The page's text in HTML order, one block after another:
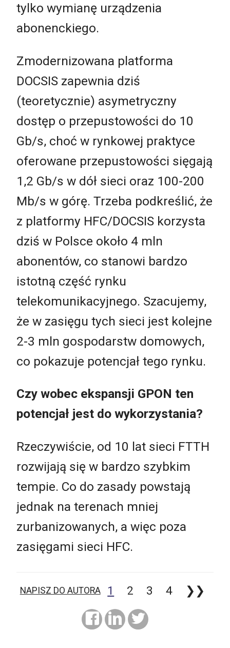
tylko wymianę urządzenia
abonenckiego.
Zmodernizowana platforma
DOCSIS zapewnia dziś
(teoretycznie) asymetryczny
dostęp o przepustowości do 10
Gb/s, choć w rynkowej praktyce
oferowane przepustowości sięgają
1,2 Gb/s w dół sieci oraz 100-200
Mb/s w górę. Trzeba podkreślić, że
z platformy HFC/DOCSIS korzysta
dziś w Polsce około 4 mln
abonentów, co stanowi bardzo
istotną część rynku
telekomunikacyjnego. Szacujemy,
że w zasięgu tych sieci jest kolejne
2-3 mln gospodarstw domowych,
co pokazuje potencjał tego rynku.
Czy wobec ekspansji GPON ten
potencjał jest do wykorzystania?
Rzeczywiście, od 10 lat sieci FTTH
rozwijają się w bardzo szybkim
tempie. Co do zasady powstają
jednak na terenach mniej
zurbanizowanych, a więc poza
zasięgami sieci HFC.
NAPISZ DO AUTORA 1 2 3 4 ❯❯